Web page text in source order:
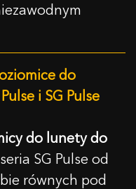
do
i SG Pulse
do lunety do
SG Pulse od
równych pod